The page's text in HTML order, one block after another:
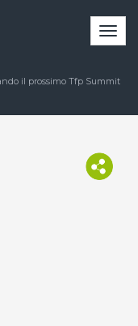
il prossimo Tfp Summit